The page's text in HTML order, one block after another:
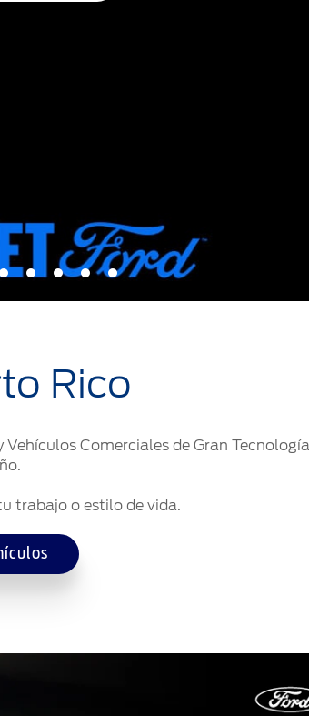
7 8 9 10 11
Rico
Comerciales de Gran
trabajo o estilo de vida.